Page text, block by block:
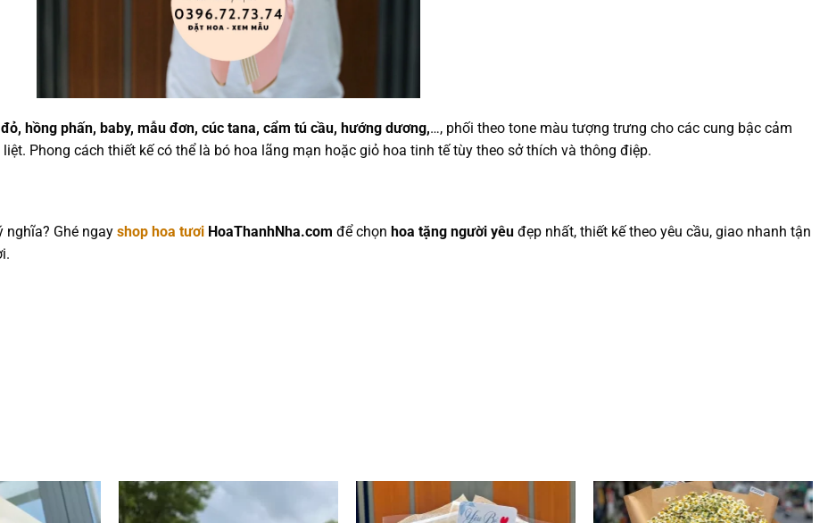
hồng phấn, baby, mẫu đơn, cúc tana, cẩm tú cầu, hướng dương,…, phối theo tone màu tượng trưng cho các cung bậc cảm
Phong cách thiết kế có thể là bó hoa lãng mạn hoặc giỏ hoa tinh tế tùy theo sở thích và thông điệp.
Ghé ngay shop hoa tươi HoaThanhNha.com để chọn hoa tặng người yêu đẹp nhất, thiết kế theo yêu cầu, giao nhanh tận